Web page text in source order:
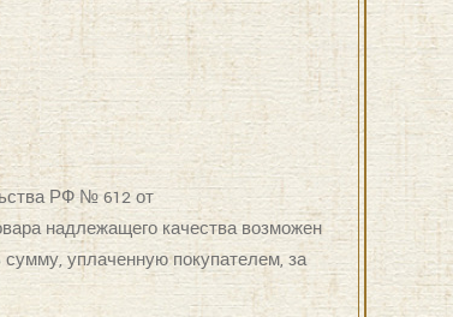
РФ № 612 от
надлежащего качества возможен
уплаченную покупателем, за